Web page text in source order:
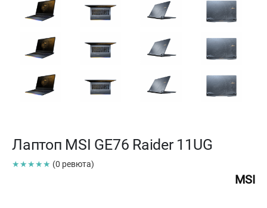
Лаптоп MSI GE76 Raider 11UG
★★★★★ (0 ревюта)
MSI